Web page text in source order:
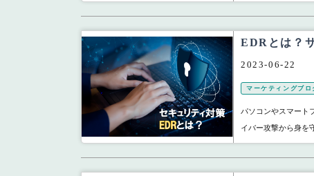
EDRとは？
2023-06-22
マーケティングブロ
パソコンやスマート
イバー攻撃から身を